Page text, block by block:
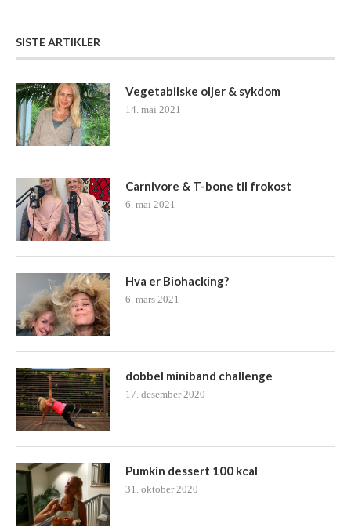
SISTE ARTIKLER
Vegetabilske oljer & sykdom
14. mai 2021
Carnivore & T-bone til frokost
6. mai 2021
Hva er Biohacking?
6. mars 2021
dobbel miniband challenge
17. desember 2020
Pumkin dessert 100 kcal
31. oktober 2020